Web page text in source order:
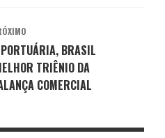
BRASIL
TRIÊNIO DA
COMERCIAL